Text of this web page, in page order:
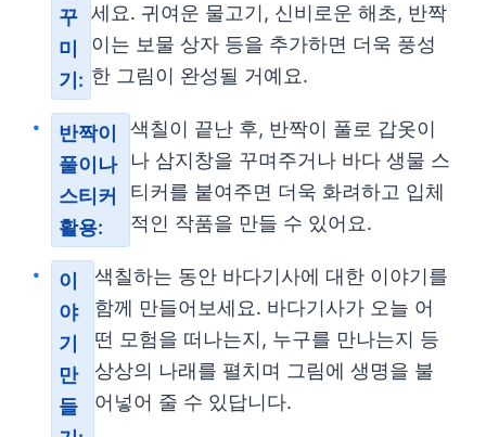
꾸
미
기:
세요. 귀여운 물고기, 신비로운 해초, 반짝
이는 보물 상자 등을 추가하면 더욱 풍성
한 그림이 완성될 거예요.
반짝이
풀이나
스티커
활용:
색칠이 끝난 후, 반짝이 풀로 갑옷이
나 삼지창을 꾸며주거나 바다 생물 스
티커를 붙여주면 더욱 화려하고 입체
적인 작품을 만들 수 있어요.
이
야
기
만
들
색칠하는 동안 바다기사에 대한 이야기를
함께 만들어보세요. 바다기사가 오늘 어
떤 모험을 떠나는지, 누구를 만나는지 등
상상의 나래를 펼치며 그림에 생명을 불
어넣어 줄 수 있답니다.